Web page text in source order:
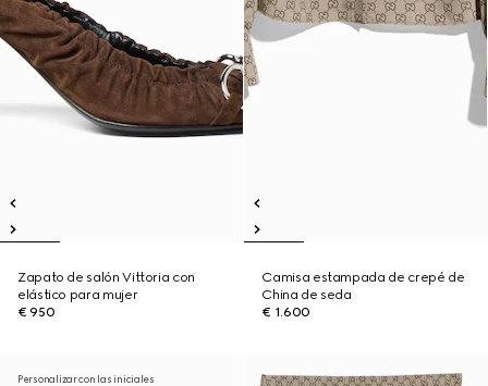
Zapato de salón Vittoria con
elástico para mujer
€ 950
Camisa estampada de crepé de
China de seda
€ 1.600
Personalizar con las iniciales